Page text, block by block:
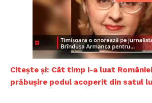
Citește și: Cât timp i-a luat
prăbușire podul acoperit din satul